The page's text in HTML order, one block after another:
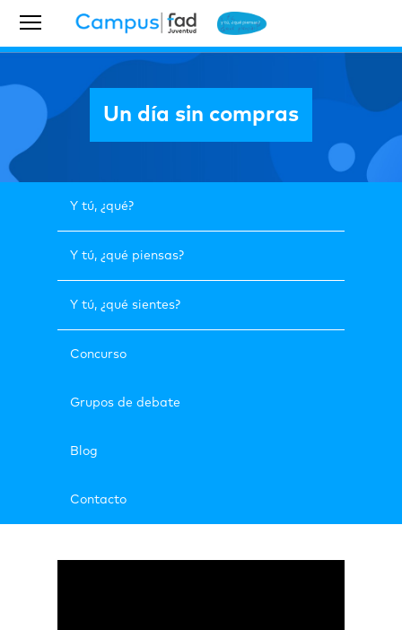
Un día sin compras
Y tú, ¿qué?
Y tú, ¿qué piensas?
Y tú, ¿qué sientes?
Concurso
Grupos de debate
Blog
Contacto